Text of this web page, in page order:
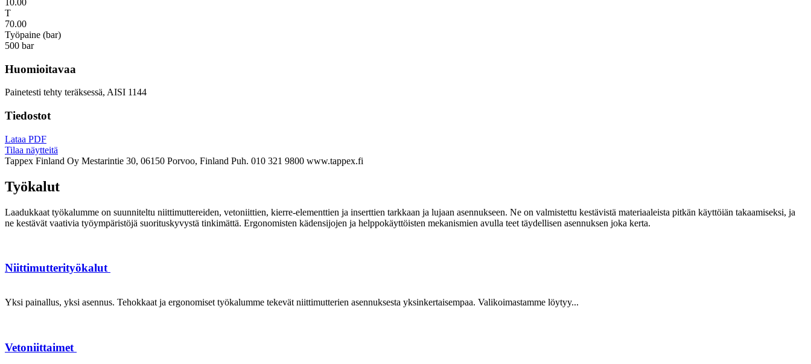
T
70.00
Työpaine (bar)
500 bar
Huomioitavaa
Painetesti tehty teräksessä, AISI 1144
Tiedostot
Lataa PDF
Tilaa näytteitä
Tappex Finland Oy Mestarintie 30, 06150 Porvoo, Finland Puh. 010 321 9800 www.tappex.fi
Työkalut
Laadukkaat työkalumme on suunniteltu niittimuttereiden, vetoniittien, kierre-elementtien ja inserttien tarkkaan ja lujaan asennukseen. Ne on valmistettu kestävistä materiaaleista pitkän käyttöiän takaamiseksi, ja
ne kestävät vaativia työympäristöjä suorituskyvystä tinkimättä. Ergonomisten kädensijojen ja helppokäyttöisten mekanismien avulla teet täydellisen asennuksen joka kerta.
Niittimutterityökalut
Yksi painallus, yksi asennus. Tehokkaat ja ergonomiset työkalumme tekevät niittimutterien asennuksesta yksinkertaisempaa. Valikoimastamme löytyy...
Vetoniittaimet